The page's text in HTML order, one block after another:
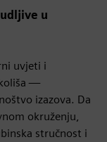
u
uvjeti i
—
izazova. Da
okruženju,
stručnost i